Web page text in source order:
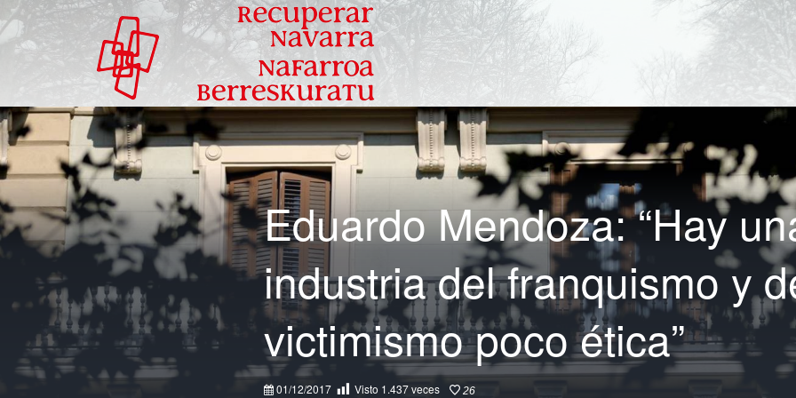
Eduardo Mendoza: “Hay
industria del franquismo y
victimismo poco ética”
01/12/2017 Visto 1.437veces 26